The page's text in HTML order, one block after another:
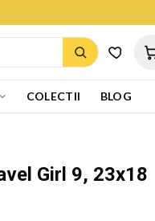
COLECTII BLOG
Girl 9, 23x18